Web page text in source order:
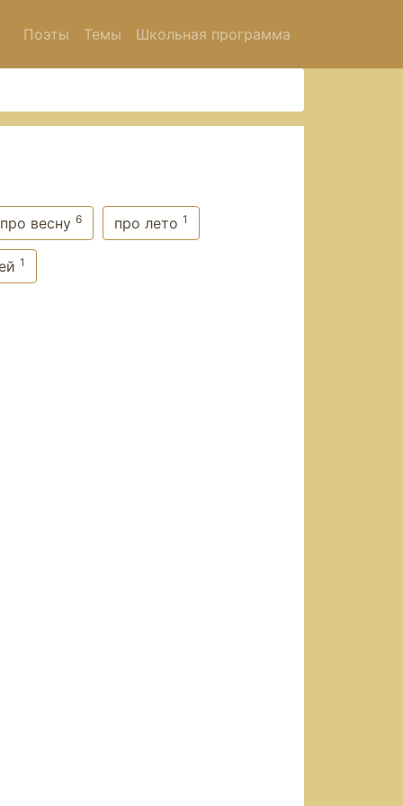
Поэты Темы Школьная программа
про весну 6 про лето 1
1